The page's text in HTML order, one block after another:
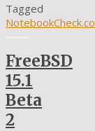
Tagged
FreeBSD
15.1
Beta
2